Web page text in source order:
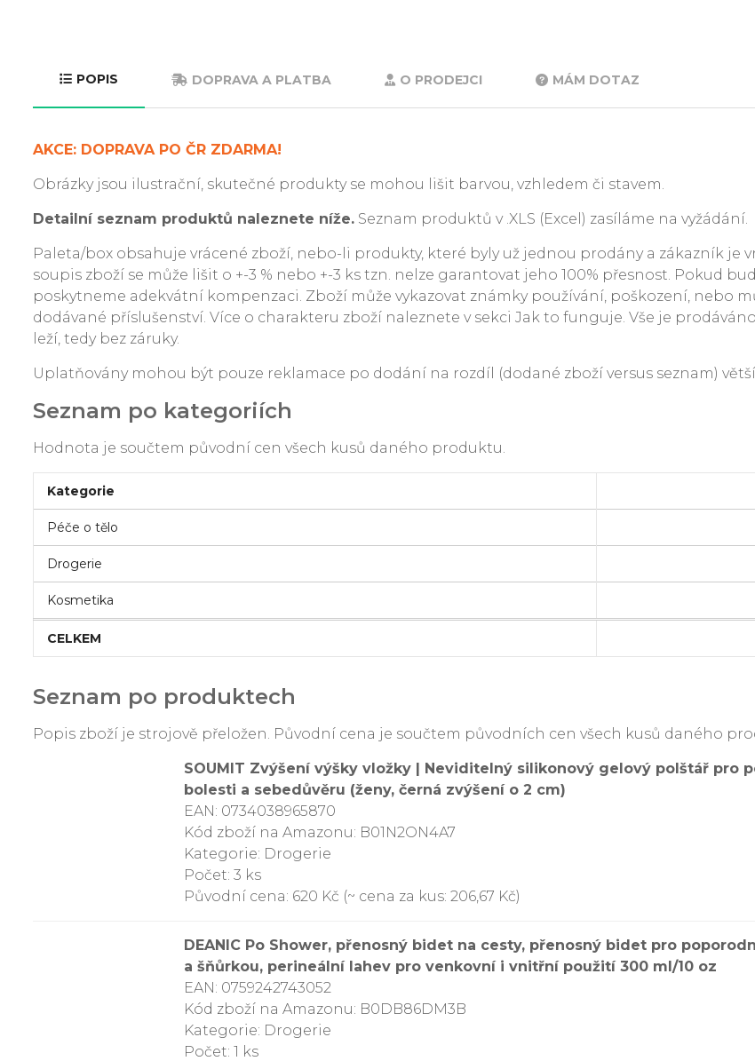
POPIS DOPRAVA A PLATBA O PRODEJCI MÁM DOTAZ
AKCE: DOPRAVA PO ČR ZDARMA!
Obrázky jsou ilustrační, skutečné produkty se mohou lišit barvou, vzhledem či stavem.
Detailní seznam produktů naleznete níže. Seznam produktů v .XLS (Excel) zasíláme na vyžádání.
Paleta/box obsahuje vrácené zboží, nebo-li produkty, které byly už jednou prodány a zákazník je
soupis zboží se může lišit o +-3 % nebo +-3 ks tzn. nelze garantovat jeho 100% přesnost. Pokud
poskytneme adekvátní kompenzaci. Zboží může vykazovat známky používání, poškození, nebo
dodávané příslušenství. Více o charakteru zboží naleznete v sekci Jak to funguje. Vše je
leží, tedy bez záruky.
Uplatňovány mohou být pouze reklamace po dodání na rozdíl (dodané zboží versus seznam) větší
Seznam po kategoriích
Hodnota je součtem původní cen všech kusů daného produktu.
Kategorie
Péče o tělo
Drogerie
Kosmetika
CELKEM
Seznam po produktech
Popis zboží je strojově přeložen. Původní cena je součtem původních cen všech kusů daného
SOUMIT Zvýšení výšky vložky | Neviditelný silikonový gelový polštář pro
bolesti a sebedůvěru (ženy, černá zvýšení o 2 cm)
EAN: 0734038965870
Kód zboží na Amazonu: B01N2ON4A7
Kategorie: Drogerie
Počet: 3 ks
Původní cena: 620 Kč (~ cena za kus: 206,67 Kč)
DEANIC Po Shower, přenosný bidet na cesty, přenosný bidet pro
a šňůrkou, perineální lahev pro venkovní i vnitřní použití 300 ml/10 oz
EAN: 0759242743052
Kód zboží na Amazonu: B0DB86DM3B
Kategorie: Drogerie
Počet: 1 ks